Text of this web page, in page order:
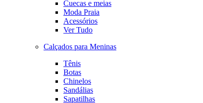
Cuecas e meias
Moda Praia
Acessórios
Ver Tudo
Calçados para Meninas
Tênis
Botas
Chinelos
Sandálias
Sapatilhas